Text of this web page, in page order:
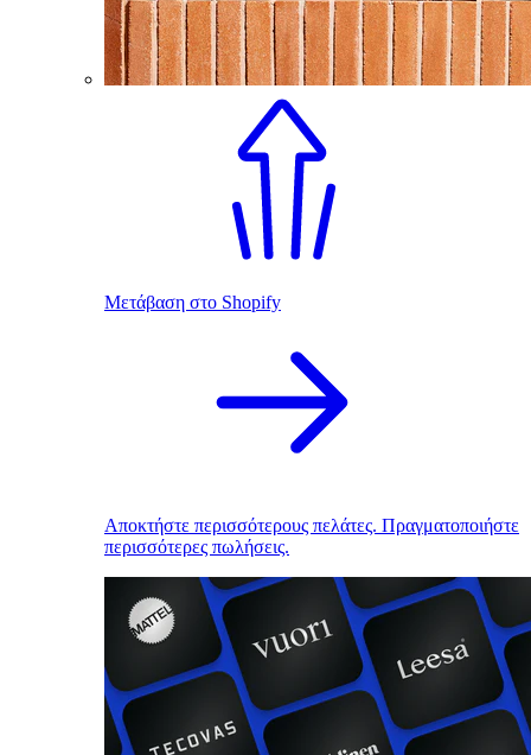
Μετάβαση στο Shopify
Αποκτήστε περισσότερους πελάτες. Πραγματοποιήστε
περισσότερες πωλήσεις.